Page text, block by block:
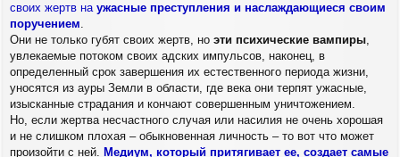
своих жертв наужасные преступления и наслаждающиеся своим
поручением.
Они не только губят своих жертв, но эти психические вампиры,
увлекаемые потоком своих адских импульсов, наконец, в
определенный срок завершения их естественного периода жизни,
уносятся из ауры Земли в области, где века они терпят ужасные,
изысканные страдания и кончают совершенным уничтожением.
Но, если жертва несчастного случая или насилия не очень хорошая
и не слишком плохая – обыкновенная личность – то вот что может
произойти с ней. Медиум, который притягивает ее, создает самые